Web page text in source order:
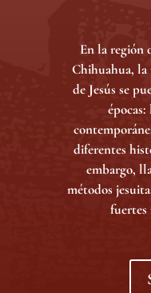
En la región
Chihuahua, la
de Jesús se
diferentes
embargo,
métodos
fuertes